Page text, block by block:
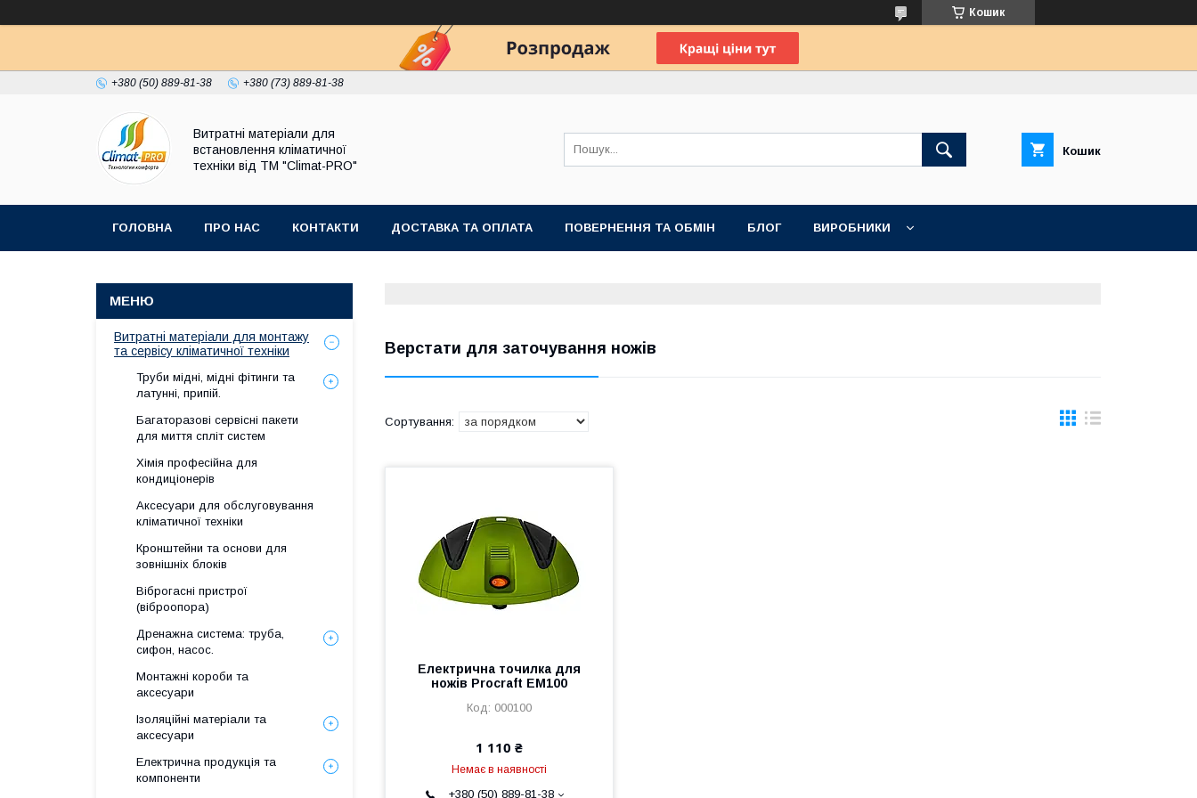
Кошик
+380 (50) 889-81-38 +380 (73) 889-81-38
Витратні матеріали для
встановлення кліматичної
техніки від ТМ "Climat-PRO"
Кошик
ГОЛОВНА ПРО НАС КОНТАКТИ ДОСТАВКА ТА ОПЛАТА ПОВЕРНЕННЯ ТА ОБМІН БЛОГ ВИРОБНИКИ
Верстати для заточування ножів
Електрична точилка для
ножів Procraft EM100
000100
1 110 ₴
Немає в наявності
+380 (50) 889-81-38
Витратні матеріали для монтажу
та сервісу кліматичної техніки
Труби мідні, мідні фітинги та
латунні, припій.
Багаторазові сервісні пакети
для миття спліт систем
Хімія професійна для
кондиціонерів
Аксесуари для обслуговування
кліматичної техніки
Кронштейни та основи для
зовнішніх блоків
Віброгасні пристрої
(віброопора)
Дренажна система: труба,
сифон, насос.
Монтажні короби та
аксесуари
Ізоляційні матеріали та
аксесуари
Електрична продукція та
компоненти